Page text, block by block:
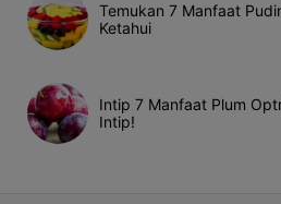
Temukan 7 Manfaat
Ketahui
Intip 7 Manfaat Plum
Intip!